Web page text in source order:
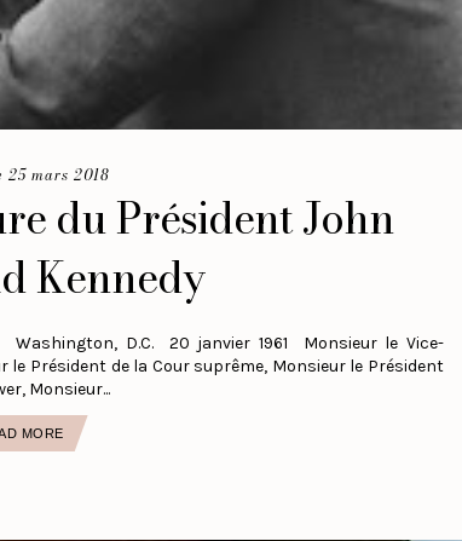
25 mars 2018
du Président John
Kennedy
D.C. 20 janvier 1961 Monsieur le Vice-
Président de la Cour suprême, Monsieur le Président
Monsieur...
MORE